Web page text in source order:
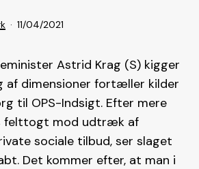
11/04/2021
Astrid Krag (S) kigger
af dimensioner fortæller kilder
til OPS-Indsigt. Efter mere
felttogt mod udtræk af
sociale tilbud, ser slaget
Det kommer efter, at man i